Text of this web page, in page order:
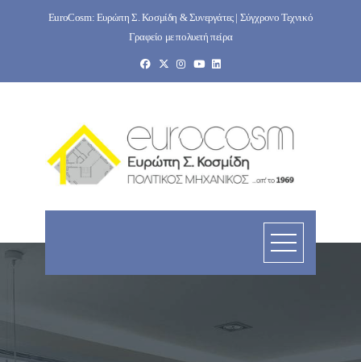
EuroCosm: Ευρώπη Σ. Κοσμίδη & Συνεργάτες | Σύγχρονο Τεχνικό
Γραφείο με πολυετή πείρα